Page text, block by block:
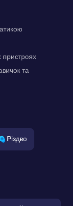
пристроях
та
Різдво